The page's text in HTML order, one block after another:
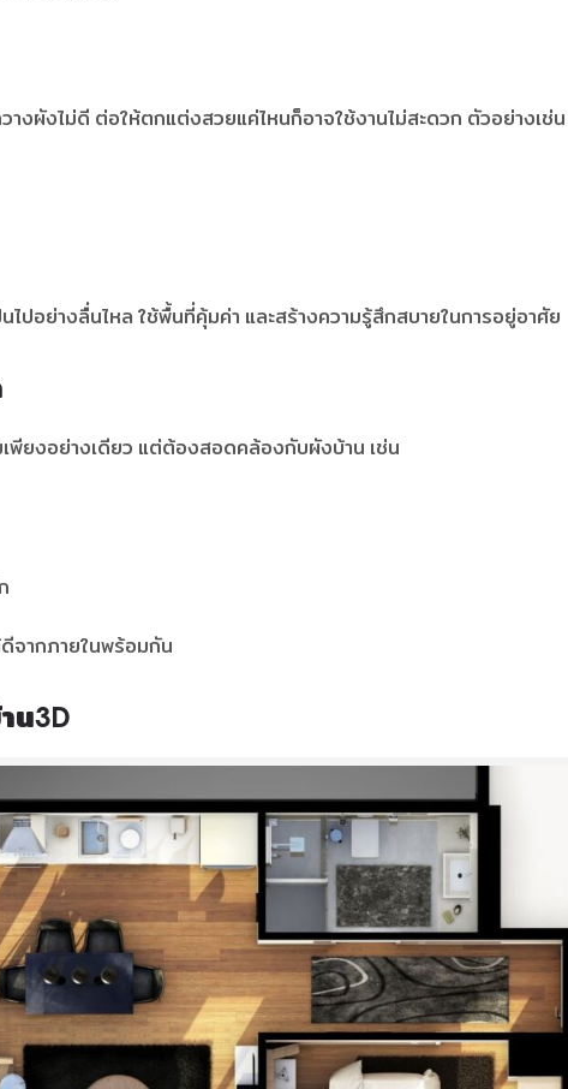
งผังไม่ดี ต่อให้ตกแต่งสวยแค่ไหนก็อาจใช้งานไม่สะดวก ตัวอย่างเช่น
ปอย่างลื่นไหล ใช้พื้นที่คุ้มค่า และสร้างความรู้สึกสบายในการอยู่อาศัย
พียงอย่างเดียว แต่ต้องสอดคล้องกับผังบ้าน เช่น
จากภายในพร้อมกัน
น3D